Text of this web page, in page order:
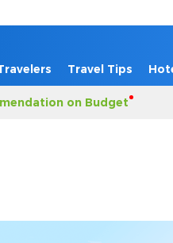
Travel Tips
on Budget